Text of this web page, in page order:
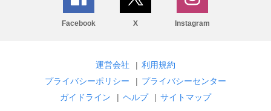
Facebook X Instagram
運営会社 | 利用規約
プライバシーポリシー
| プライバシーセンター
ガイドライン
| ヘルプ | サイトマップ